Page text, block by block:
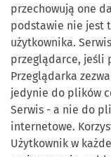
przechowują one
podstawie nie jest
użytkownika.
przeglądarce, jeśli
Przeglądarka
jedynie do plików
Serwis - a nie do
internetowe.
Użytkownik w